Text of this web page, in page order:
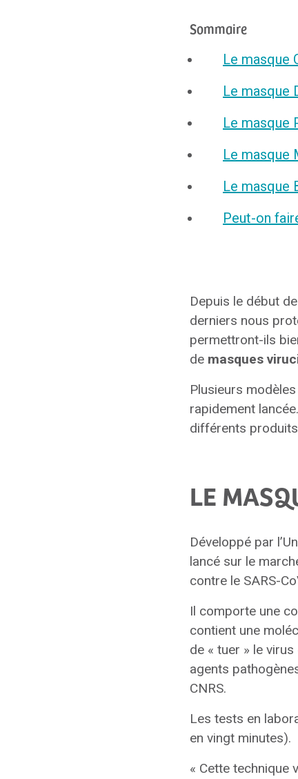
Sommaire
Le masque
Le masque
Le masque
Le masque
Le masque
Peut-on
Depuis le début
derniers nous
permettront-ils
de masques
Plusieurs
rapidement
différents produits
LE
Développé par
lancé sur le
contre le SARS-
Il comporte une
contient une
de « tuer » le
agents
CNRS.
Les tests en
en vingt minutes).
« Cette technique